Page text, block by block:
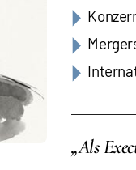
„Als